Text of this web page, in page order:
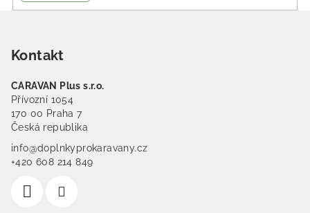
Kontakt
CARAVAN Plus s.r.o.
Přívozní 1054
170 00 Praha 7
Česká republika
info@doplnkyprokaravany.cz
+420 608 214 849